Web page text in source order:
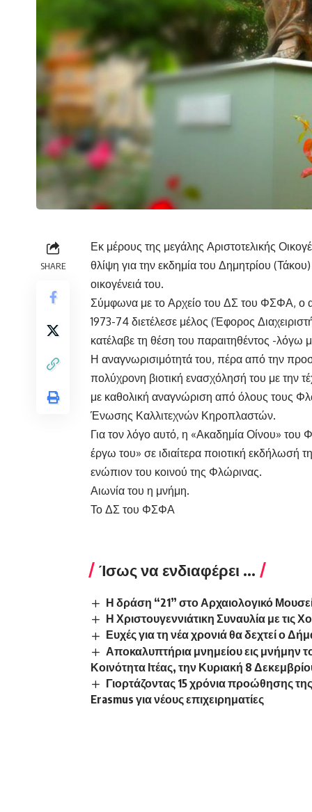
SHARE
Εκ μέρους της μεγάλης Αριστοτελικής
θλίψη για την εκδημία του Δημητρίου
οικογένειά του.
Σύμφωνα με το Αρχείο του ΔΣ του ΦΣΦΑ, ο
1973-74 διετέλεσε μέλος (Έφορος
κατέλαβε τη θέση του παραιτηθέντος -
Η αναγνωρισιμότητά του, πέρα από την
πολύχρονη βιοτική ενασχόλησή του με την
με καθολική αναγνώριση από όλους τους
Ένωσης Καλλιτεχνών Κηροπλαστών.
Για τον λόγο αυτό, η «Ακαδημία Οίνου»
έργω του» σε ιδιαίτερα ποιοτική εκδήλωσή
ενώπιον του κοινού της Φλώρινας.
Αιωνία του η μνήμη.
Το ΔΣ του ΦΣΦΑ
Ίσως να ενδιαφέρει ...
Η δράση “21” στο Αρχαιολογικό
Η Χριστουγεννιάτικη Συναυλία με τις
Ευχές για τη νέα χρονιά θα δεχτεί ο
Αποκαλυπτήρια μνημείου εις μνήμην
Κοινότητα Ιτέας, την Κυριακή 8
Γιορτάζοντας 15 χρόνια προώθησης
Erasmus για νέους επιχειρηματίες